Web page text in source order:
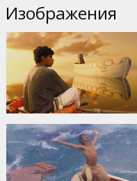
информация в репертуарах
Дистрибьютор: Forum
Pежиссер : Ang Lee
В ролях:
Suraj Sharma,
Сайты:
Официальный сайт ,
Изображения